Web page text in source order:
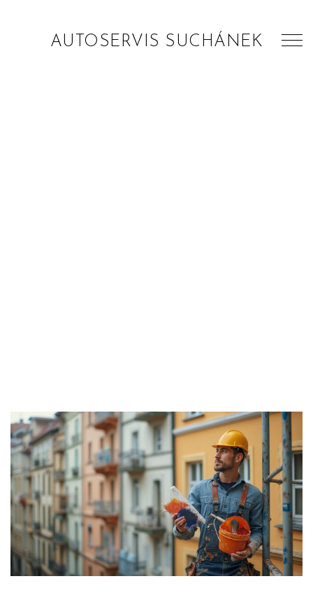
AUTOSERVIS SUCHÁNEK